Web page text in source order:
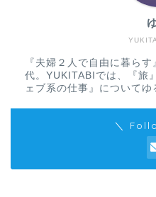
『夫婦２人で自由に暮ら
代。YUKITABIでは、『旅
ェブ系の仕事』についてゆ
＼